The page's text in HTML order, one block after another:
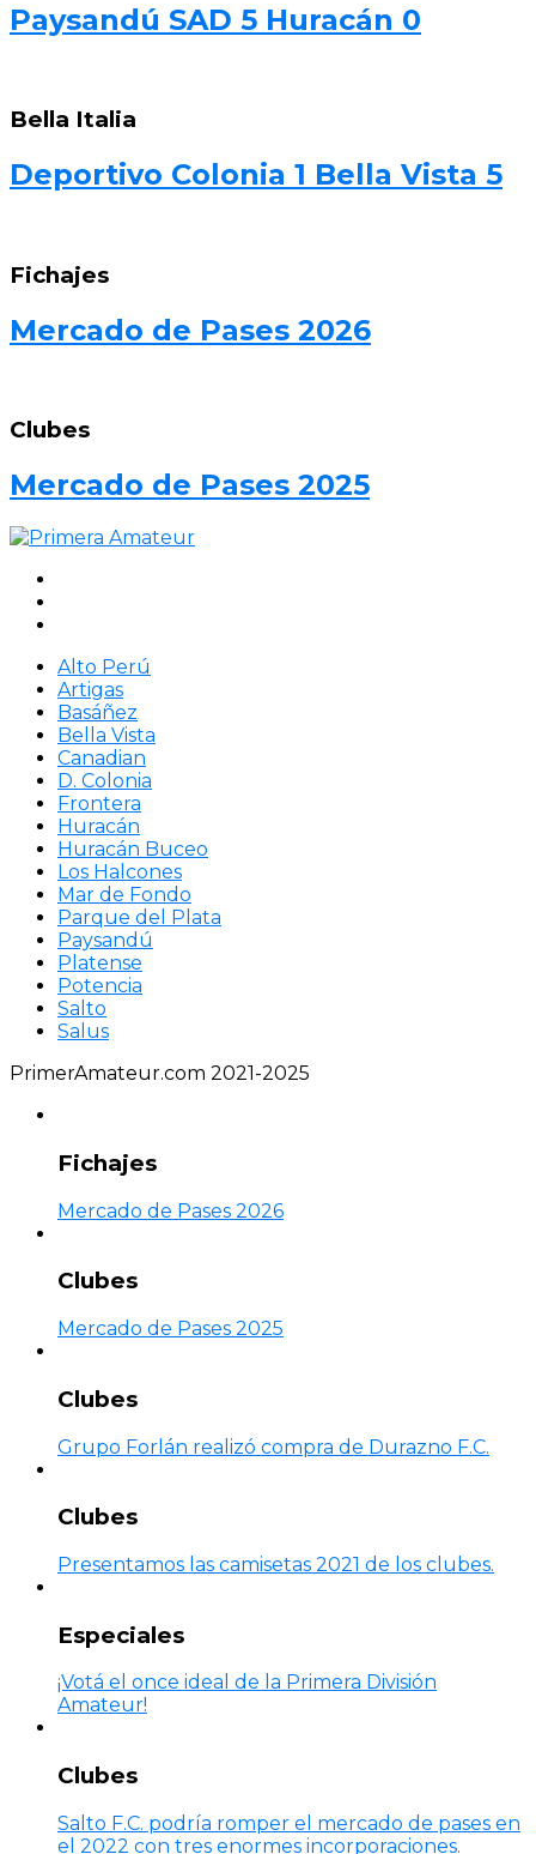
Paysandú SAD 5 Huracán 0
Bella Italia
Deportivo Colonia 1 Bella Vista 5
Fichajes
Mercado de Pases 2026
Clubes
Mercado de Pases 2025
Alto Perú
Artigas
Basáñez
Bella Vista
Canadian
D. Colonia
Frontera
Huracán
Huracán Buceo
Los Halcones
Mar de Fondo
Parque del Plata
Paysandú
Platense
Potencia
Salto
Salus
PrimerAmateur.com 2021-2025
Fichajes
Mercado de Pases 2026
Clubes
Mercado de Pases 2025
Clubes
Grupo Forlán realizó compra de Durazno F.C.
Clubes
Presentamos las camisetas 2021 de los clubes.
Especiales
¡Votá el once ideal de la Primera División
Amateur!
Clubes
Salto F.C. podría romper el mercado de pases en
el 2022 con tres enormes incorporaciones.